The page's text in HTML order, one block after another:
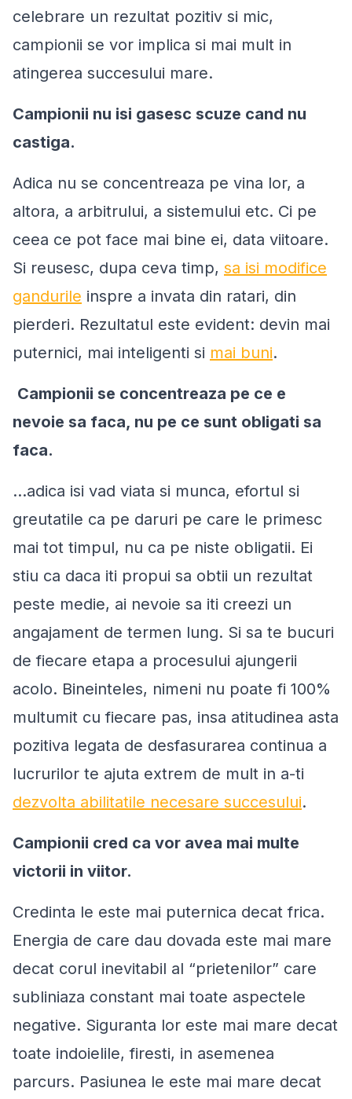
celebrare un rezultat pozitiv si mic,
campionii se vor implica si mai mult in
atingerea succesului mare.
Campionii nu isi gasesc scuze cand nu
castiga.
Adica nu se concentreaza pe vina lor, a
altora, a arbitrului, a sistemului etc. Ci pe
ceea ce pot face mai bine ei, data viitoare.
Si reusesc, dupa ceva timp, sa isi modifice
gandurile inspre a invata din ratari, din
pierderi. Rezultatul este evident: devin mai
puternici, mai inteligenti si mai buni.
Campionii se concentreaza pe ce e
nevoie sa faca, nu pe ce sunt obligati sa
faca.
…adica isi vad viata si munca, efortul si
greutatile ca pe daruri pe care le primesc
mai tot timpul, nu ca pe niste obligatii. Ei
stiu ca daca iti propui sa obtii un rezultat
peste medie, ai nevoie sa iti creezi un
angajament de termen lung. Si sa te bucuri
de fiecare etapa a procesului ajungerii
acolo. Bineinteles, nimeni nu poate fi 100%
multumit cu fiecare pas, insa atitudinea asta
pozitiva legata de desfasurarea continua a
lucrurilor te ajuta extrem de mult in a-ti
dezvolta abilitatile necesare succesului.
Campionii cred ca vor avea mai multe
victorii in viitor.
Credinta le este mai puternica decat frica.
Energia de care dau dovada este mai mare
decat corul inevitabil al “prietenilor” care
subliniaza constant mai toate aspectele
negative. Siguranta lor este mai mare decat
toate indoielile, firesti, in asemenea
parcurs. Pasiunea le este mai mare decat